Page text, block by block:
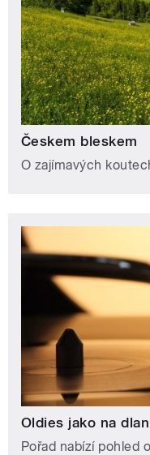
Českem bleskem
O zajímavých
Oldies jako na
Pořad nabízí pohled